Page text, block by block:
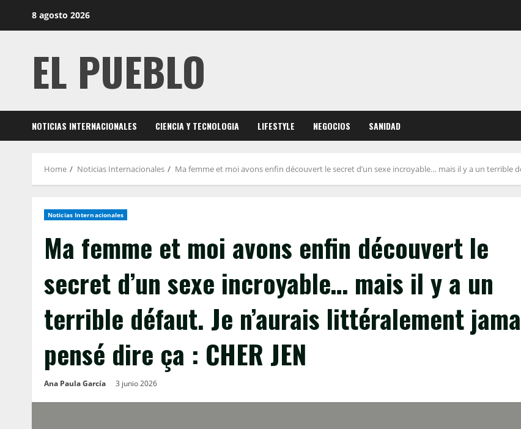
8 agosto 2026
EL PUEBLO
NOTICIAS INTERNACIONALES CIENCIA Y TECNOLOGIA LIFESTYLE NEGOCIOS SANIDAD
Home Noticias Internacionales Ma femme et moi avons enfin découvert le secret d’un sexe incroyable… mais il y a un terrible
Noticias Internacionales
Ma femme et moi avons enfin découvert le
secret d’un sexe incroyable… mais il y a un
terrible défaut. Je n’aurais littéralement
pensé dire ça : CHER JEN
Ana Paula García 3 junio 2026